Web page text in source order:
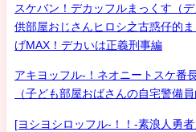
スケバン！デカッフルまっくす（
供部屋おじさんヒロシ之古惑仔的
げMAX！デカいは正義刑事編
アキヨッフル-！ネオニートスケ番
（子ども部屋おばさんの自宅警備員
[ヨシヨシロッフル-！！-素浪人勇